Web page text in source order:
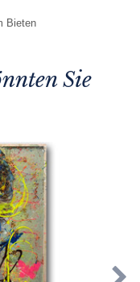
Bieten
Sie